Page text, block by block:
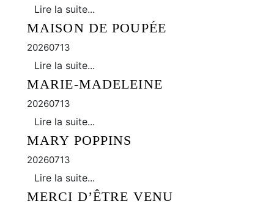
Lire la suite...
MAISON DE POUPÉE
20260713
Lire la suite...
MARIE-MADELEINE
20260713
Lire la suite...
MARY POPPINS
20260713
Lire la suite...
MERCI D’ÊTRE VENU